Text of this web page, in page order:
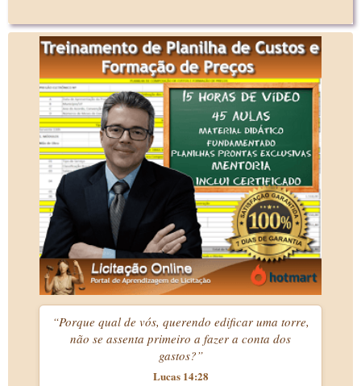
“Porque qual de vós, querendo edificar uma torre,
não se assenta primeiro a fazer a conta dos
gastos?”
Lucas 14:28